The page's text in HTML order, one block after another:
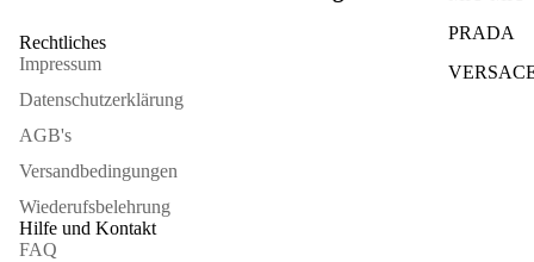
PRADA
Rechtliches
Impressum
Datenschutzerklärung
AGB's
Versandbedingungen
Wiederufsbelehrung
Hilfe und Kontakt
FAQ